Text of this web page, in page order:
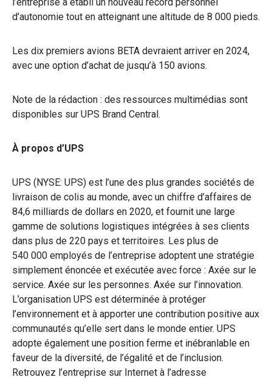
d’autonomie tout en atteignant une altitude de 8 000 pieds.
Les dix premiers avions BETA devraient arriver en 2024,
avec une option d’achat de jusqu’à 150 avions.
Note de la rédaction : des ressources multimédias sont
disponibles sur UPS Brand Central.
À propos d’UPS
UPS (NYSE: UPS) est l’une des plus grandes sociétés de
livraison de colis au monde, avec un chiffre d’affaires de
84,6 milliards de dollars en 2020, et fournit une large
gamme de solutions logistiques intégrées à ses clients
dans plus de 220 pays et territoires. Les plus de
540 000 employés de l’entreprise adoptent une stratégie
simplement énoncée et exécutée avec force : Axée sur le
service. Axée sur les personnes. Axée sur l’innovation.
L’organisation UPS est déterminée à protéger
l’environnement et à apporter une contribution positive aux
communautés qu’elle sert dans le monde entier. UPS
adopte également une position ferme et inébranlable en
faveur de la diversité, de l’égalité et de l’inclusion.
Retrouvez l’entreprise sur Internet à l’adresse